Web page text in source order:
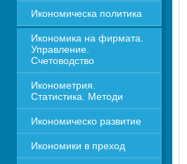
Икономическа политика
Икономика на фирмата.
Управление.
Счетоводство
Иконометрия.
Статистика. Методи
Икономическо развитие
Икономики в преход